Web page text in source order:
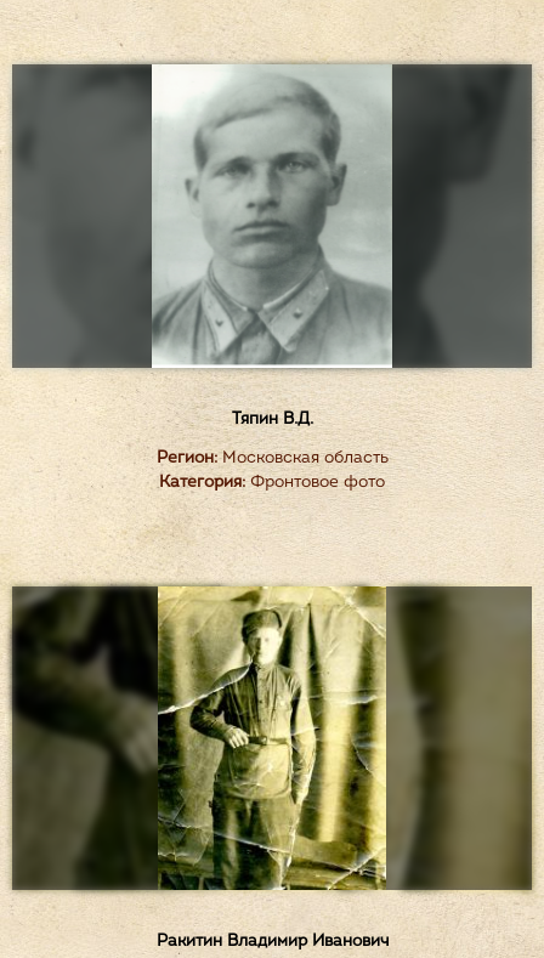
Тяпин В.Д.
Регион:Московская область
Категория:Фронтовое фото
Ракитин Владимир Иванович